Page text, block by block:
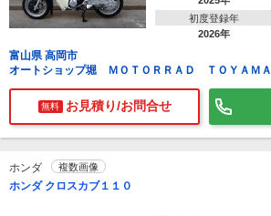
初度登録年
2026年
富山県 高岡市
オートショップ堀 ＭＯＴＯＲＲＡＤ ＴＯＹＡＭＡ
無料 お見積り/お問合せ
ホンダ 複数画像
ホンダ クロスカブ１１０